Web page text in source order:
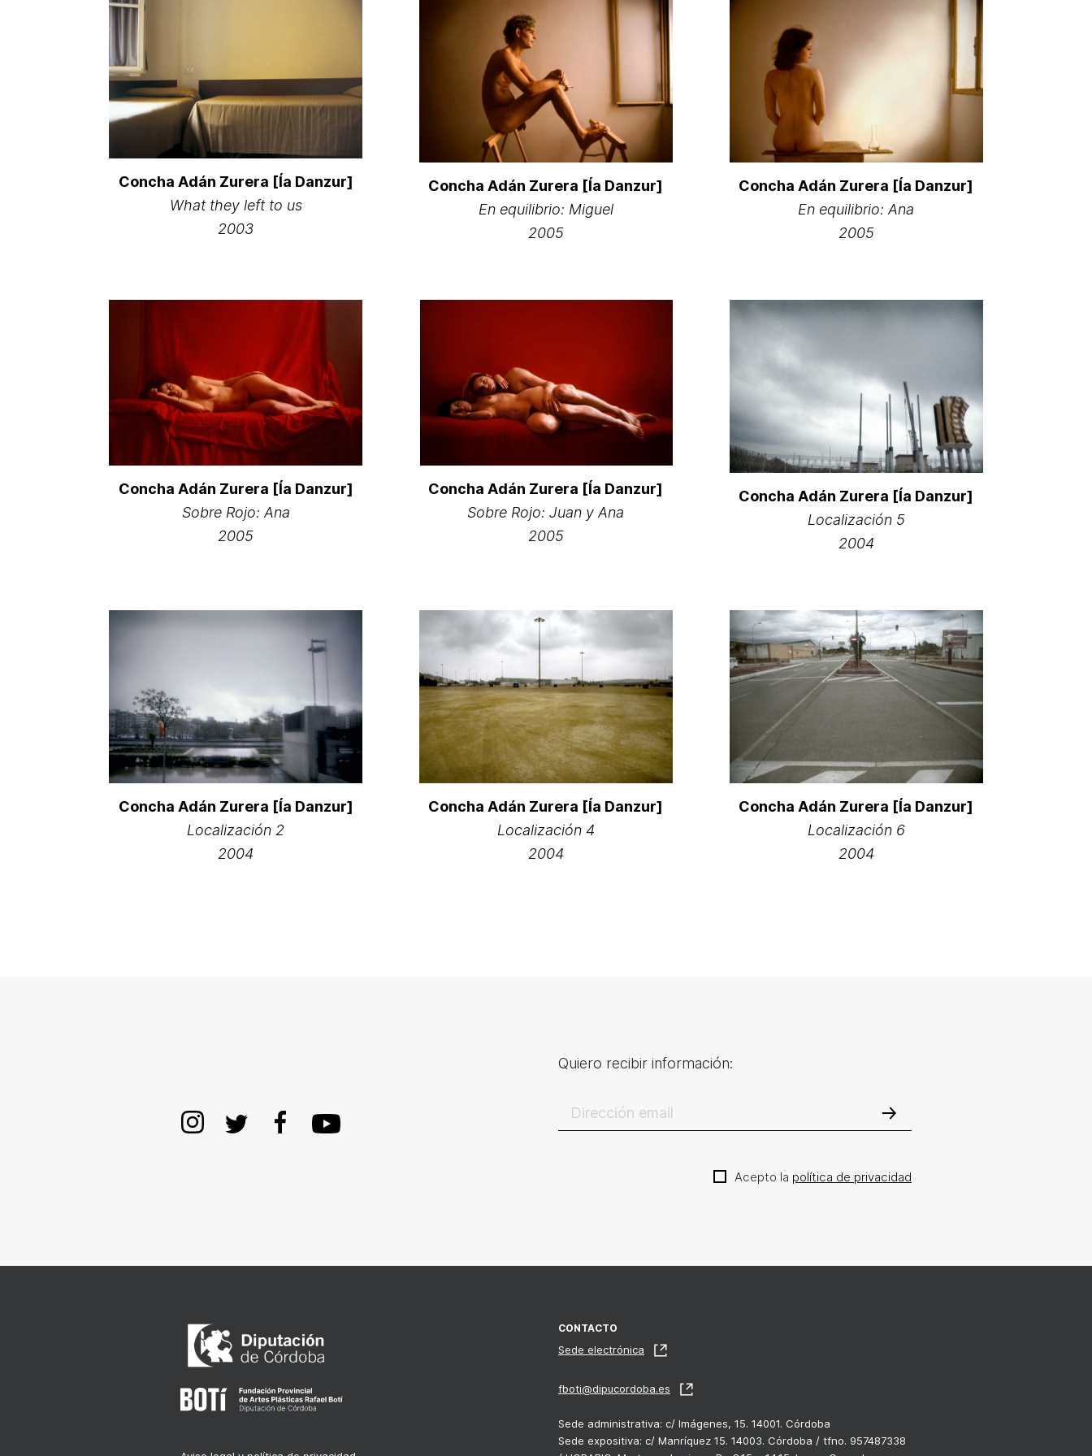
Concha Adán Zurera [Ía Danzur]
What they left to us
2003
Concha Adán Zurera [Ía Danzur]
En equilibrio: Miguel
2005
Concha Adán Zurera [Ía Danzur]
En equilibrio: Ana
2005
Concha Adán Zurera [Ía Danzur]
Sobre Rojo: Ana
2005
Concha Adán Zurera [Ía Danzur]
Sobre Rojo: Juan y Ana
2005
Concha Adán Zurera [Ía Danzur]
Localización 5
2004
Concha Adán Zurera [Ía Danzur]
Localización 2
2004
Concha Adán Zurera [Ía Danzur]
Localización 4
2004
Concha Adán Zurera [Ía Danzur]
Localización 6
2004
Quiero recibir información:
Acepto la política de privacidad
CONTACTO
Sede electrónica
fboti@dipucordoba.es
Sede administrativa: c/ Imágenes, 15. 14001. Córdoba
Sede expositiva: c/ Manríquez 15. 14003. Córdoba / tfno. 957487338